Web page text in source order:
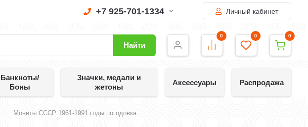
+7 925-701-1334 Личный кабинет
Найти
0 0 0
Банкноты/
Боны
Значки, медали и
жетоны
Аксессуары Распродажа
Монеты СССР 1961-1991 годы погодовка